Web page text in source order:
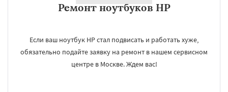
Ремонт ноутбуков HP
Если ваш ноутбук HP стал подвисать и работать хуже,
обязательно подайте заявку на ремонт в нашем сервисном
центре в Москве. Ждем вас!